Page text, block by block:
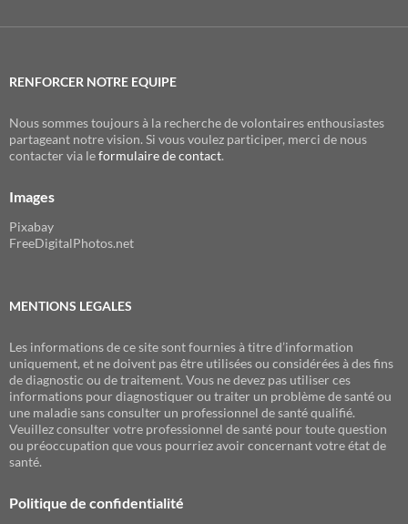
RENFORCER NOTRE EQUIPE
Nous sommes toujours à la recherche de volontaires enthousiastes
partageant notre vision. Si vous voulez participer, merci de nous
contacter via leformulaire de contact.
Images
Pixabay
FreeDigitalPhotos.net
MENTIONS LEGALES
Les informations de ce site sont fournies à titre d’information
uniquement, et ne doivent pas être utilisées ou considérées à des fins
de diagnostic ou de traitement. Vous ne devez pas utiliser ces
informations pour diagnostiquer ou traiter un problème de santé ou
une maladie sans consulter un professionnel de santé qualifié.
Veuillez consulter votre professionnel de santé pour toute question
ou préoccupation que vous pourriez avoir concernant votre état de
santé.
Politique de confidentialité